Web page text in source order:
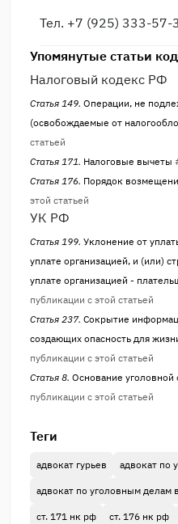
Тел. +7 (925) 333-57-
Упомянутые статьи
Налоговый кодекс РФ
Статья 149. Операции, не
(освобождаемые от
статьей
Статья 171. Налоговые вычеты
Статья 176. Порядок
этой статьей
УК РФ
Статья 199. Уклонение от
уплате организацией, и (или)
уплате организацией -
публикации с этой статьей
Статья 237. Сокрытие
создающих опасность для
публикации с этой статьей
Статья 8. Основание уголовной
публикации с этой статьей
Теги
адвокат гурьев адвокат по
адвокат по уголовным делам
ст. 171 нк рф ст. 176 нк рф